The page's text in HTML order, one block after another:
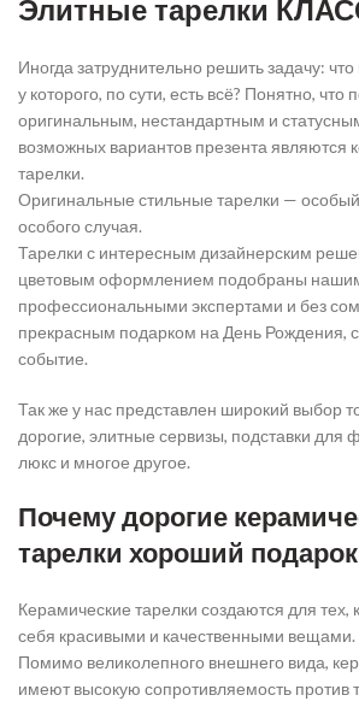
Элитные тарелки
Иногда затруднительно решить задачу:
у которого, по сути, есть всё? Понятно,
оригинальным, нестандартным и
возможных вариантов презента являются
тарелки.
Оригинальные стильные тарелки —
особого случая.
Тарелки с интересным дизайнерским
цветовым оформлением подобраны
профессиональными экспертами и без
прекрасным подарком на День Рождения,
событие.
Так же у нас представлен широкий выбор
дорогие, элитные сервизы, подставки для
люкс и многое другое.
Почему дорогие
тарелки хороший
Керамические тарелки создаются для тех,
себя красивыми и качественными вещами.
Помимо великолепного внешнего вида,
имеют высокую сопротивляемость против